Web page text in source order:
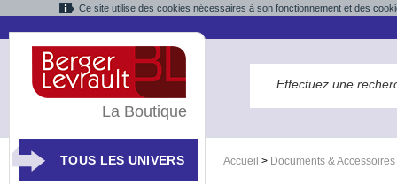
Ce site utilise des cookies nécessaires à son fonctionnement et des
Accueil > Documents & Accessoires
La Boutique
TOUS LES UNIVERS